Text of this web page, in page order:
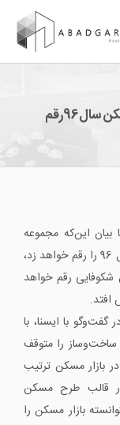
این‌که مجموعه
اقدامات دولت افق روشنی در بازار مسکن در سال 96 را رقم خواهد زد،
سال 96 به بعد این شکوفایی رقم خواهد
افتد.
با ایسنا، با
ساخت‌وساز را متوقف
بازار مسکن ترتیب
قالب طرح مسکن
بازار مسکن را